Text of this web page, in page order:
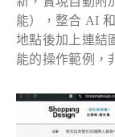
能），整合 AI
地點後加上連結
能的操作範例，